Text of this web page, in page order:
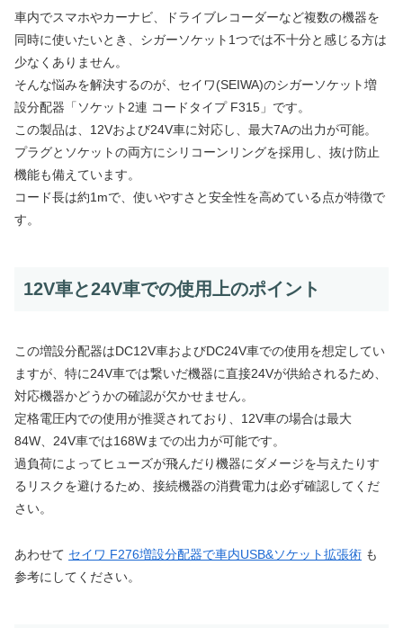
車内でスマホやカーナビ、ドライブレコーダーなど複数の機器を
同時に使いたいとき、シガーソケット1つでは不十分と感じる方は
少なくありません。
そんな悩みを解決するのが、セイワ(SEIWA)のシガーソケット増
設分配器「ソケット2連 コードタイプ F315」です。
この製品は、12Vおよび24V車に対応し、最大7Aの出力が可能。
プラグとソケットの両方にシリコーンリングを採用し、抜け防止
機能も備えています。
コード長は約1mで、使いやすさと安全性を高めている点が特徴で
す。
12V車と24V車での使用上のポイント
この増設分配器はDC12V車およびDC24V車での使用を想定してい
ますが、特に24V車では繋いだ機器に直接24Vが供給されるため、
対応機器かどうかの確認が欠かせません。
定格電圧内での使用が推奨されており、12V車の場合は最大
84W、24V車では168Wまでの出力が可能です。
過負荷によってヒューズが飛んだり機器にダメージを与えたりす
るリスクを避けるため、接続機器の消費電力は必ず確認してくだ
さい。
あわせて セイワ F276増設分配器で車内USB&ソケット拡張術 も
参考にしてください。